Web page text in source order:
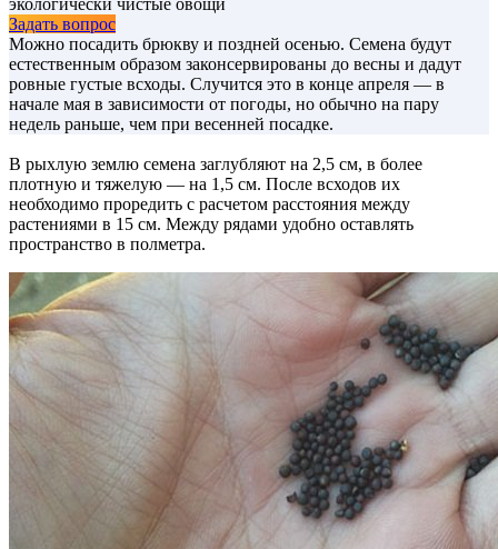
экологически чистые овощи
Задать вопрос
Можно посадить брюкву и поздней осенью. Семена будут
естественным образом законсервированы до весны и дадут
ровные густые всходы. Случится это в конце апреля — в
начале мая в зависимости от погоды, но обычно на пару
недель раньше, чем при весенней посадке.
В рыхлую землю семена заглубляют на 2,5 см, в более
плотную и тяжелую — на 1,5 см. После всходов их
необходимо проредить с расчетом расстояния между
растениями в 15 см. Между рядами удобно оставлять
пространство в полметра.